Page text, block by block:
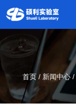
首页 / 新闻中心 /